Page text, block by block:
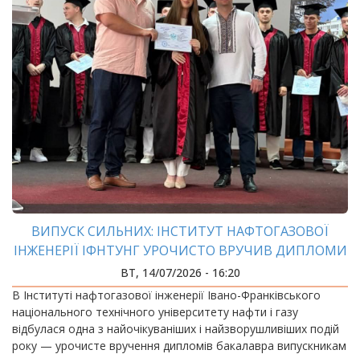
ВИПУСК СИЛЬНИХ: ІНСТИТУТ НАФТОГАЗОВОЇ
ІНЖЕНЕРІЇ ІФНТУНГ УРОЧИСТО ВРУЧИВ ДИПЛОМИ
БАКАЛАВРАМ
ВТ, 14/07/2026 - 16:20
В Інституті нафтогазової інженерії Івано-Франківського
національного технічного університету нафти і газу
відбулася одна з найочікуваніших і найзворушливіших подій
року — урочисте вручення дипломів бакалавра випускникам